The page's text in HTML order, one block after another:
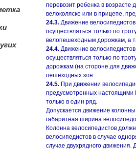
перевозит ребенка в возрасте
велоколяске или в прицепе,
24.3. Движение
осуществляться только по
велопешеходным дорожкам, а
24.4. Движение
осуществляться только по
дорожкам (на стороне для
пешеходных зон.
24.5. При движении
предусмотренных настоящими
только в один ряд.
Допускается движение
габаритная ширина
Колонна велосипедистов
велосипедистов в случае
случае двухрядного движения.